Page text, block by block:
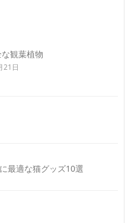
観葉植物
21日
最適な猫グッズ10選